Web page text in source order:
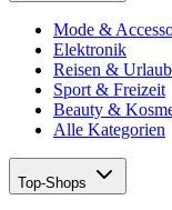
Mode &
Elektronik
Reisen & Urlaub
Sport & Freizeit
Beauty &
Alle Kategorien
Top-Shops